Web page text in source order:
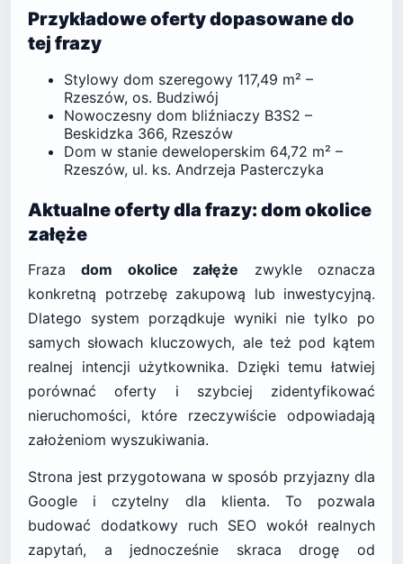
Przykładowe oferty dopasowane do
tej frazy
Stylowy dom szeregowy 117,49 m² –
Rzeszów, os. Budziwój
Nowoczesny dom bliźniaczy B3S2 –
Beskidzka 366, Rzeszów
Dom w stanie deweloperskim 64,72 m² –
Rzeszów, ul. ks. Andrzeja Pasterczyka
Aktualne oferty dla frazy: dom okolice
załęże
Frazadom okolice załęże zwykle oznacza
konkretną potrzebę zakupową lub inwestycyjną.
Dlatego system porządkuje wyniki nie tylko po
samych słowach kluczowych, ale też pod kątem
realnej intencji użytkownika. Dzięki temu łatwiej
porównać oferty i szybciej zidentyfikować
nieruchomości, które rzeczywiście odpowiadają
założeniom wyszukiwania.
Strona jest przygotowana w sposób przyjazny dla
Google i czytelny dla klienta. To pozwala
budować dodatkowy ruch SEO wokół realnych
zapytań, a jednocześnie skraca drogę od